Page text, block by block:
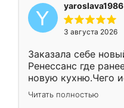
yaroslava1986
3 августа 2026
Заказала себе
Ренессанс где
новую кухню.Чего
вполне довольна.
два года, нареканий
Читать полностью